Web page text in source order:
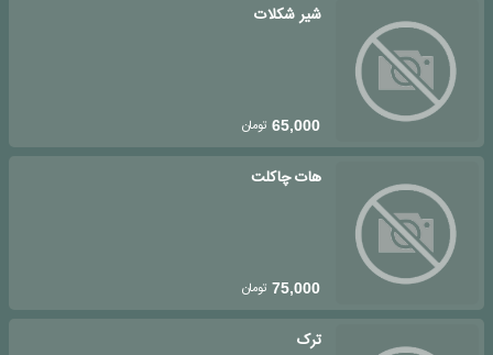
شیر شکلات
65,000 تومان
هات چاکلت
75,000 تومان
ترک